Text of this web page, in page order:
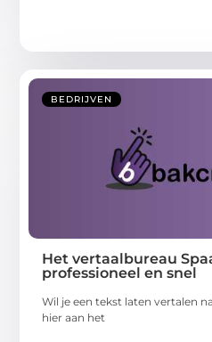
BEDRIJVEN
Het vertaalbureau
professioneel en snel
Wil je een tekst laten vertalen
hier aan het